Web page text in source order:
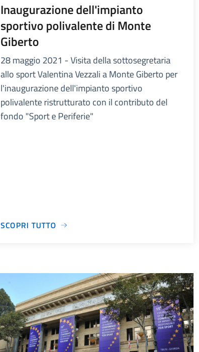
Inaugurazione dell'impianto
sportivo polivalente di Monte
Giberto
28 maggio 2021 - Visita della sottosegretaria
allo sport Valentina Vezzali a Monte Giberto per
l'inaugurazione dell'impianto sportivo
polivalente ristrutturato con il contributo del
fondo "Sport e Periferie"
SCOPRI TUTTO